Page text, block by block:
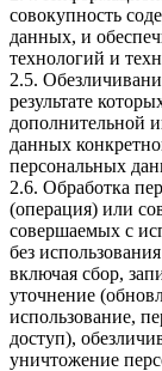
совокупность
данных, и
технологий и
2.5.
результате
дополнительной
данных
персональных
2.6. Обработка
(операция) или
совершаемых с
без
включая сбор,
уточнение
использование,
доступ),
уничтожение